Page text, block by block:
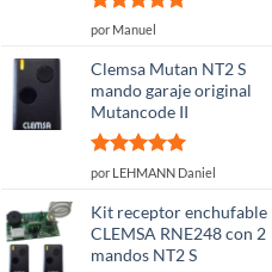
Valorado
por Manuel
Clemsa Mutan NT2 S
mando garaje original
Mutancode II
Valorado
por LEHMANN Daniel
Kit receptor enchufable
CLEMSA RNE248 con 2
mandos NT2 S